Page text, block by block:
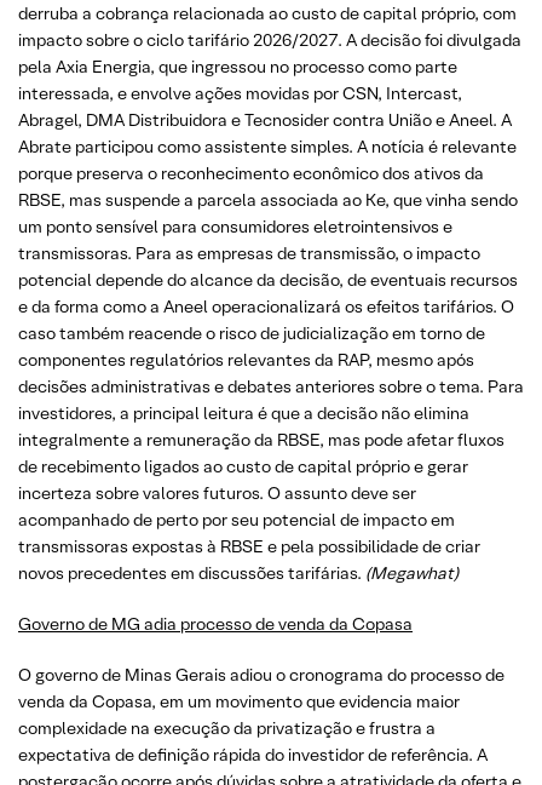
derruba a cobrança relacionada ao custo de capital próprio, com
impacto sobre o ciclo tarifário 2026/2027. A decisão foi divulgada
pela Axia Energia, que ingressou no processo como parte
interessada, e envolve ações movidas por CSN, Intercast,
Abragel, DMA Distribuidora e Tecnosider contra União e Aneel. A
Abrate participou como assistente simples. A notícia é relevante
porque preserva o reconhecimento econômico dos ativos da
RBSE, mas suspende a parcela associada ao Ke, que vinha sendo
um ponto sensível para consumidores eletrointensivos e
transmissoras. Para as empresas de transmissão, o impacto
potencial depende do alcance da decisão, de eventuais recursos
e da forma como a Aneel operacionalizará os efeitos tarifários. O
caso também reacende o risco de judicialização em torno de
componentes regulatórios relevantes da RAP, mesmo após
decisões administrativas e debates anteriores sobre o tema. Para
investidores, a principal leitura é que a decisão não elimina
integralmente a remuneração da RBSE, mas pode afetar fluxos
de recebimento ligados ao custo de capital próprio e gerar
incerteza sobre valores futuros. O assunto deve ser
acompanhado de perto por seu potencial de impacto em
transmissoras expostas à RBSE e pela possibilidade de criar
novos precedentes em discussões tarifárias. (Megawhat)
Governo de MG adia processo de venda da Copasa
O governo de Minas Gerais adiou o cronograma do processo de
venda da Copasa, em um movimento que evidencia maior
complexidade na execução da privatização e frustra a
expectativa de definição rápida do investidor de referência. A